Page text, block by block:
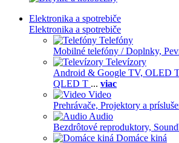
Elektronika a spotrebiče
Elektronika a spotrebiče
Telefóny
Mobilné telefóny / Doplnky,
Televízory
Android & Google TV, OLED
QLED T ... viac
Video
Prehrávače, Projektory a
Audio
Bezdrôtové reproduktory,
Domáce kiná